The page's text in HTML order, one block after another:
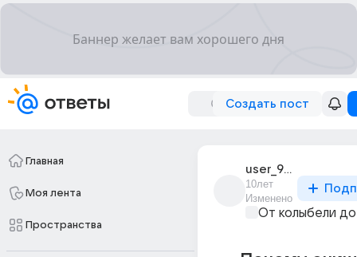
Создать пост
Главная
Моя лента
Пространства
user_993779
10лет
Изменено
От колыбели